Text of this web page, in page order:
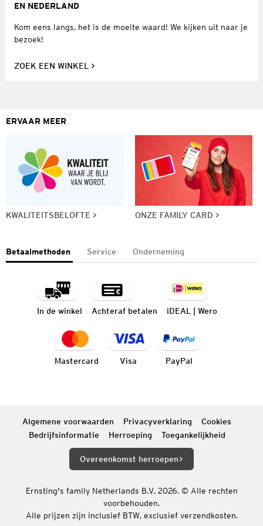
EN NEDERLAND
Kom eens langs, het is de moeite waard! We kijken uit naar je
bezoek!
ZOEK EEN WINKEL
ERVAAR MEER
KWALITEITSBELOFTE ONZE FAMILY CARD
Betaalmethoden Service Onderneming
In de winkel Achteraf betalen iDEAL | Wero
Mastercard Visa PayPal
Algemene voorwaarden Privacyverklaring
Cookies
Bedrijfsinformatie
Herroeping Toegankelijkheid
Overeenkomst herroepen
Ernsting's family Netherlands B.V. 2026. © Alle rechten
voorbehouden.
Alle prijzen zijn inclusief BTW, exclusief verzendkosten.